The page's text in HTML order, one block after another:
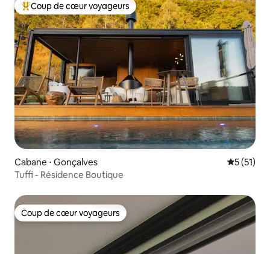
Coups de cœur voyageurs les plus appréciés
Coup de cœur voyageurs
Cabane ⋅ Gonçalves
5 (51)
Tuffi - Résidence Boutique
Coup de cœur voyageurs
Coup de cœur voyageurs